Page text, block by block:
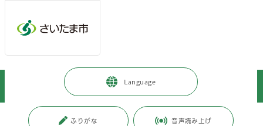
Language
ふりがな 音声読み上げ
暮らし・手続き > 上下水道・ごみ 下水道
> 下水道使用料の計算について
更新日付：2026年4月1日 / ページ番号：C065266